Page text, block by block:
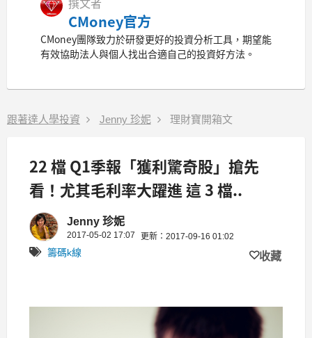
CMoney官方
CMoney團隊致力於研發更好的投資分析工具，期望能
有效協助法人與個人找出合適自己的投資好方法。
跟著達人學投資 Jenny 珍妮 理財寶開箱文
22 檔 Q1季報「獲利驚奇股」搶先
看！尤其毛利率大躍進 這 3 檔..
Jenny 珍妮
2017-05-02 17:07 更新：2017-09-16 01:02
籌碼k線 收藏